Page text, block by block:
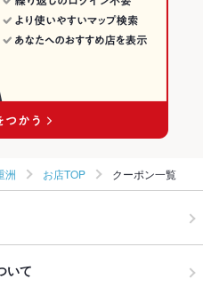
鮮ランキング
洲 お店TOP クーポン一覧
いて